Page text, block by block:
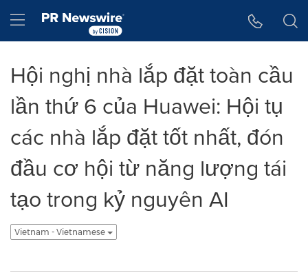
Hamburger menu
Hội nghị nhà lắp đặt toàn cầu
lần thứ 6 của Huawei: Hội tụ
các nhà lắp đặt tốt nhất, đón
đầu cơ hội từ năng lượng tái
tạo trong kỷ nguyên AI
Vietnam - Vietnamese